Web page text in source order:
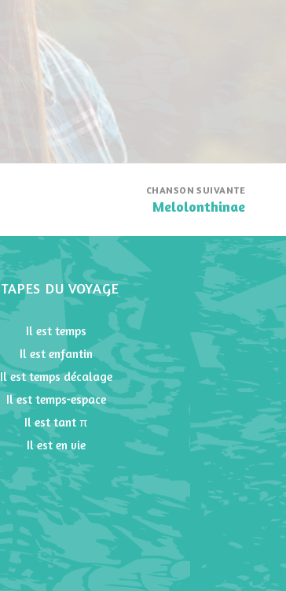
CHANSON SUIVANTE
Melolonthinae
DU VOYAGE
Il est temps
Il est enfantin
Il est temps décalage
Il est temps-espace
Il est tant π
Il est en vie